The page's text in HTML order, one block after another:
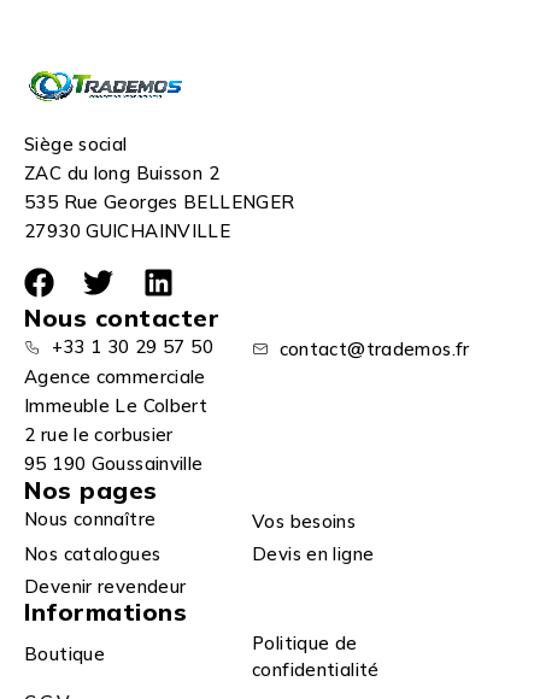
Siège social
ZAC du long Buisson 2
535 Rue Georges BELLENGER
27930 GUICHAINVILLE
Nous contacter
+33 1 30 29 57 50
contact@trademos.fr
Agence commerciale
Immeuble Le Colbert
2 rue le corbusier
95 190 Goussainville
Nos pages
Nous connaître
Vos besoins
Nos catalogues
Devis en ligne
Devenir revendeur
Informations
Boutique
Politique de
confidentialité